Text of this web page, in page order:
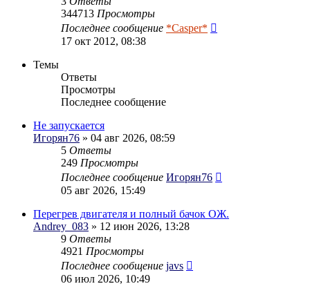
344713 Просмотры
Последнее сообщение *Casper*
17 окт 2012, 08:38
Темы
Ответы
Просмотры
Последнее сообщение
Не запускается
Игорян76 » 04 авг 2026, 08:59
5 Ответы
249 Просмотры
Последнее сообщение Игорян76
05 авг 2026, 15:49
Перегрев двигателя и полный бачок ОЖ.
Andrey_083 » 12 июн 2026, 13:28
9 Ответы
4921 Просмотры
Последнее сообщение javs
06 июл 2026, 10:49